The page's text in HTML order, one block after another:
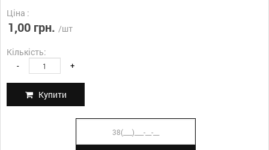
Ціна :
1,00 грн. /шт
Кількість:
- +
Купити